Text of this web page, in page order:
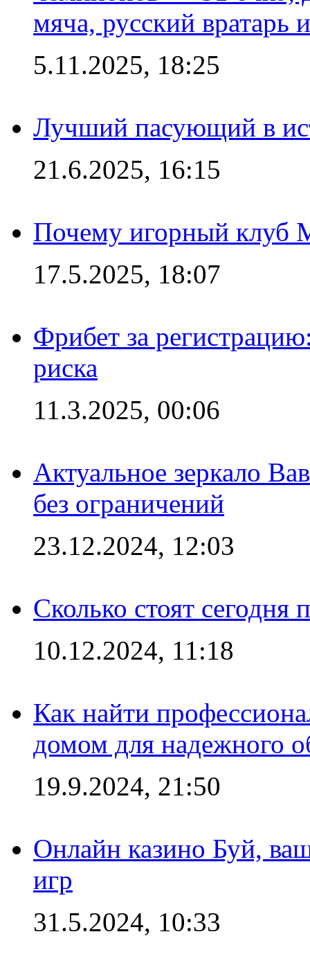
мяча, русский вратарь
5.11.2025, 18:25
Лучший пасующий в
21.6.2025, 16:15
Почему игорный клуб
17.5.2025, 18:07
Фрибет за
риска
11.3.2025, 00:06
Актуальное зеркало
без ограничений
23.12.2024, 12:03
Сколько стоят сегодня
10.12.2024, 11:18
Как найти
домом для надежного
19.9.2024, 21:50
Онлайн казино Буй,
игр
31.5.2024, 10:33